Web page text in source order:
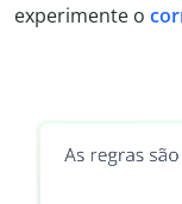
experimente o